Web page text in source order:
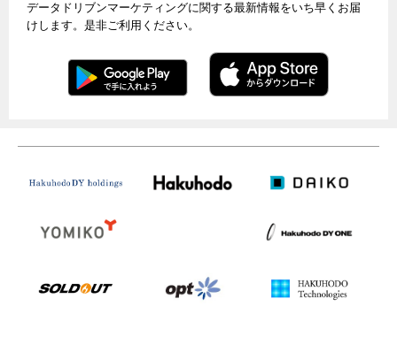
データドリブンマーケティングに関する最新情報をいち早くお届
けします。是非ご利用ください。